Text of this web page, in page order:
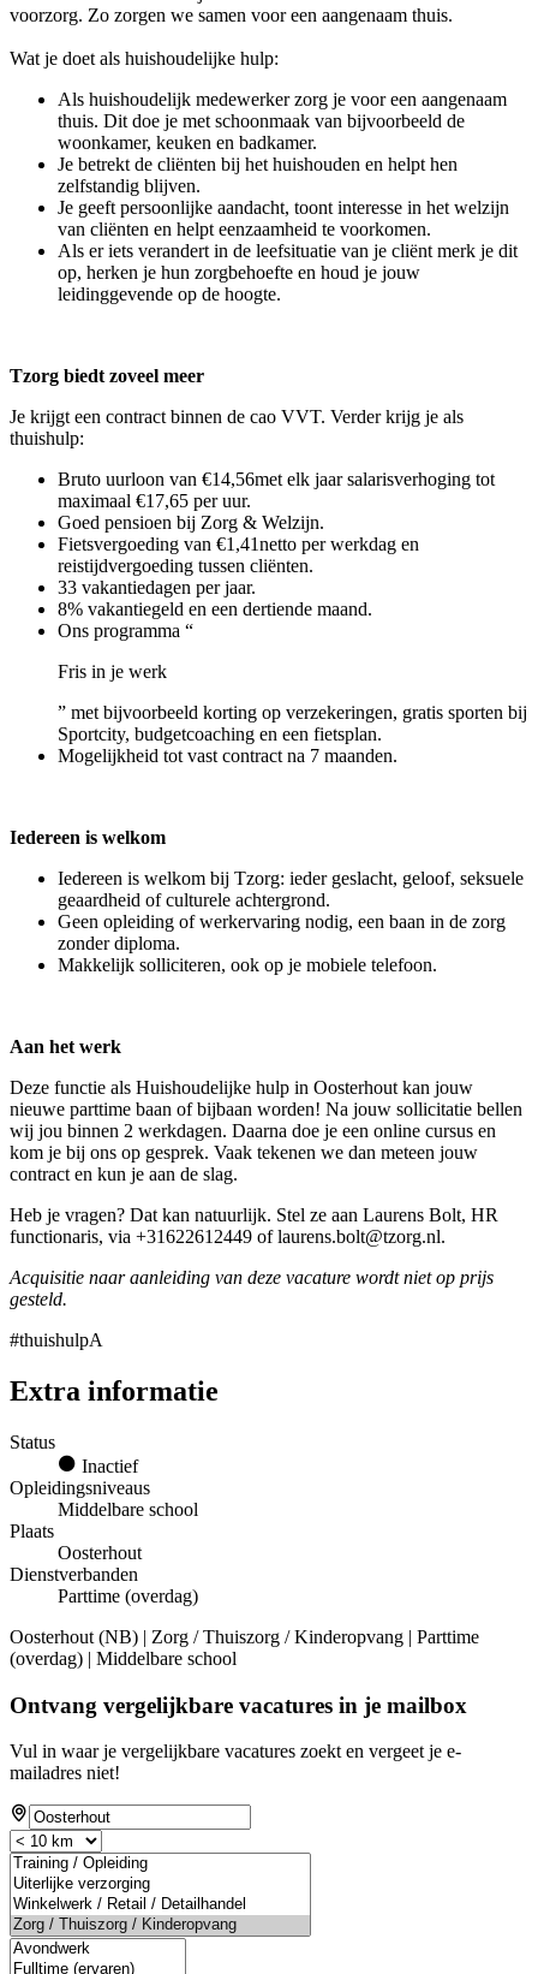
voorzorg. Zo zorgen we samen voor een aangenaam thuis.
Wat je doet als huishoudelijke hulp:
Als huishoudelijk medewerker zorg je voor een aangenaam
thuis. Dit doe je met schoonmaak van bijvoorbeeld de
woonkamer, keuken en badkamer.
Je betrekt de cliënten bij het huishouden en helpt hen
zelfstandig blijven.
Je geeft persoonlijke aandacht, toont interesse in het welzijn
van cliënten en helpt eenzaamheid te voorkomen.
Als er iets verandert in de leefsituatie van je cliënt merk je dit
op, herken je hun zorgbehoefte en houd je jouw
leidinggevende op de hoogte.
Tzorg biedt zoveel meer
Je krijgt een contract binnen de cao VVT. Verder krijg je als
thuishulp:
Bruto uurloon van €14,56met elk jaar salarisverhoging tot
maximaal €17,65 per uur.
Goed pensioen bij Zorg & Welzijn.
Fietsvergoeding van €1,41netto per werkdag en
reistijdvergoeding tussen cliënten.
33 vakantiedagen per jaar.
8% vakantiegeld en een dertiende maand.
Ons programma “
Fris in je werk
” met bijvoorbeeld korting op verzekeringen, gratis sporten bij
Sportcity, budgetcoaching en een fietsplan.
Mogelijkheid tot vast contract na 7 maanden.
Iedereen is welkom
Iedereen is welkom bij Tzorg: ieder geslacht, geloof, seksuele
geaardheid of culturele achtergrond.
Geen opleiding of werkervaring nodig, een baan in de zorg
zonder diploma.
Makkelijk solliciteren, ook op je mobiele telefoon.
Aan het werk
Deze functie als Huishoudelijke hulp in Oosterhout kan jouw
nieuwe parttime baan of bijbaan worden! Na jouw sollicitatie bellen
wij jou binnen 2 werkdagen. Daarna doe je een online cursus en
kom je bij ons op gesprek. Vaak tekenen we dan meteen jouw
contract en kun je aan de slag.
Heb je vragen? Dat kan natuurlijk. Stel ze aan Laurens Bolt, HR
functionaris, via +31622612449 of laurens.bolt@tzorg.nl.
Acquisitie naar aanleiding van deze vacature wordt niet op prijs
gesteld.
#thuishulpA
Extra informatie
Status
Inactief
Opleidingsniveaus
Middelbare school
Plaats
Oosterhout
Dienstverbanden
Parttime (overdag)
Oosterhout (NB) | Zorg / Thuiszorg / Kinderopvang | Parttime
(overdag) | Middelbare school
Ontvang vergelijkbare vacatures in je mailbox
Vul in waar je vergelijkbare vacatures zoekt en vergeet je e-
mailadres niet!